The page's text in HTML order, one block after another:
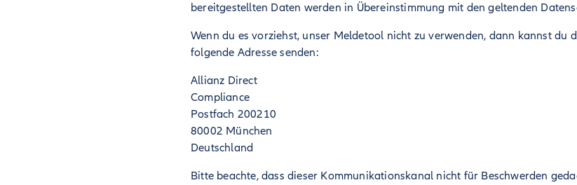
bereitgestellten Daten werden in Übereinstimmung mit den geltenden
Wenn du es vorziehst, unser Meldetool nicht zu verwenden, dann kannst du
folgende Adresse senden:
Allianz Direct
Compliance
Postfach 200210
80002 München
Deutschland
Bitte beachte, dass dieser Kommunikationskanal nicht für Beschwerden